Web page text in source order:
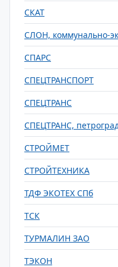
СКАТ
СЛОН, коммунально-
СПАРС
СПЕЦТРАНСПОРТ
СПЕЦТРАНС
СПЕЦТРАНС,
СТРОЙМЕТ
СТРОЙТЕХНИКА
ТДФ ЭКОТЕХ СПб
ТСК
ТУРМАЛИН ЗАО
ТЭКОН